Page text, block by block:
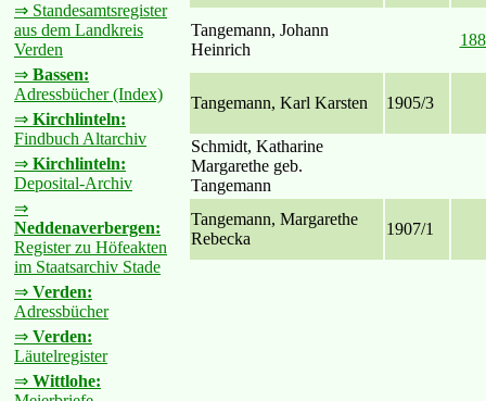
⇒ Standesamtsregister
aus dem Landkreis
Verden
⇒ Bassen:
Adressbücher (Index)
⇒ Kirchlinteln:
Findbuch Altarchiv
⇒ Kirchlinteln:
Deposital-Archiv
⇒
Neddenaverbergen:
Register zu Höfeakten
im Staatsarchiv Stade
⇒ Verden:
Adressbücher
⇒ Verden:
Läutelregister
⇒ Wittlohe:
Tangemann, Johann
Heinrich
Tangemann, Karl Karsten 1905/3
Schmidt, Katharine
Margarethe geb.
Tangemann
Tangemann, Margarethe
Rebecka
1907/1